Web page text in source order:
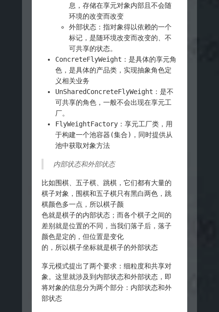
息，存储在享元对象内部且不会随
环境的改变而改变
外部状态：指对象得以依赖的一个
标记，是随环境改变而改变的、不
可共享的状态。
ConcreteFlyWeight：是具体的享元角
色，是具体的产品类，实现抽象角色定
义相关业务
UnSharedConcreteFlyWeight：是不
可共享的角色，一般不会出现在享元工
厂。
FlyWeightFactory：享元工厂类，用
于构建一个池容器(集合)，同时提供从
池中获取对象方法
内部状态和外部状态
比如围棋、五子棋、跳棋，它们都有大量的
棋子对象，围棋和五子棋只有黑白两色，跳
棋颜色多一点，所以棋子颜
色就是棋子的内部状态；而各个棋子之间的
差别就是位置的不同，当我们落子后，落子
颜色是定的，但位置是变化
的，所以棋子坐标就是棋子的外部状态
享元模式提出了两个要求：细粒度和共享对
象。这里就涉及到内部状态和外部状态，即
将对象的信息分为两个部分：内部状态和外
部状态